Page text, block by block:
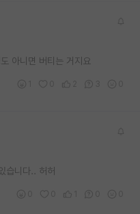
아니면 버티는 거지요
습니다.. 허허